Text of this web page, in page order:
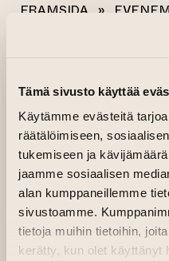
Tämä sivusto käyttää
Käytämme evästeitä
räätälöimiseen,
tukemiseen ja
jaamme sosiaalisen
alan kumppaneillemme
sivustoamme.
tietoja muihin tietoihin,
kerätty, kun olet käyttänyt
FRAMSIDA »
SMULI
2024
Konst vägg